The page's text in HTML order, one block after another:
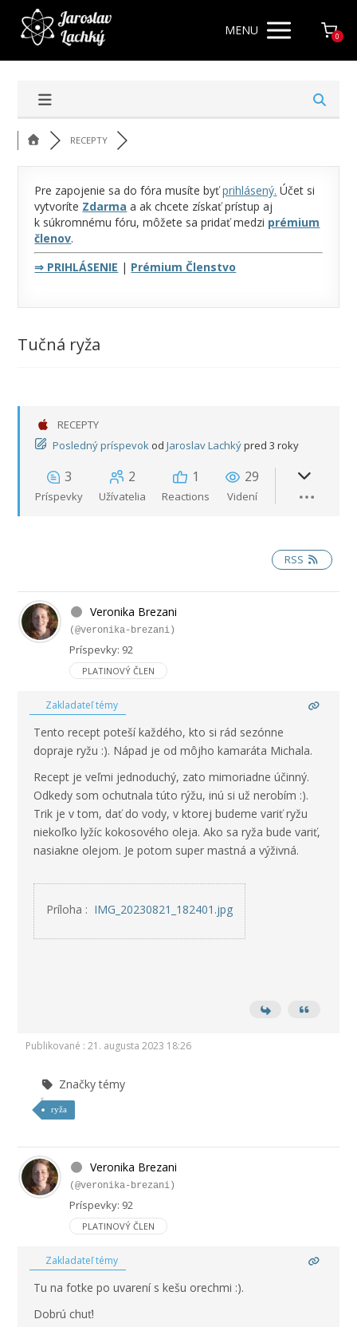
MENU 0
RECEPTY
Pre zapojenie sa do fóra musíte byťprihlásený. Účet si
vytvoríte Zdarma a ak chcete získať prístup aj
k súkromnému fóru, môžete sa pridať medzi prémium
členov.
⇒ PRIHLÁSENIE | Prémium Členstvo
Tučná ryža
RECEPTY
Posledný príspevok od Jaroslav Lachkýpred 3 roky
3
Príspevky
2
Užívatelia
1
Reactions
29
Videní
RSS
Veronika Brezani
(@veronika-brezani)
Príspevky: 92
PLATINOVÝ ČLEN
Zakladateľ témy
Tento recept poteší každého, kto si rád sezónne
dopraje ryžu :). Nápad je od môjho kamaráta Michala.
Recept je veľmi jednoduchý, zato mimoriadne účinný.
Odkedy som ochutnala túto rýžu, inú si už nerobím :).
Trik je v tom, dať do vody, v ktorej budeme variť ryžu
niekoľko lyžíc kokosového oleja. Ako sa ryža bude variť,
nasiakne olejom. Je potom super mastná a výživná.
Príloha : IMG_20230821_182401.jpg
Publikované : 21. augusta 2023 18:26
Značky témy
ryža
Veronika Brezani
(@veronika-brezani)
Príspevky: 92
PLATINOVÝ ČLEN
Zakladateľ témy
Tu na fotke po uvarení s kešu orechmi :).
Dobrú chuť!